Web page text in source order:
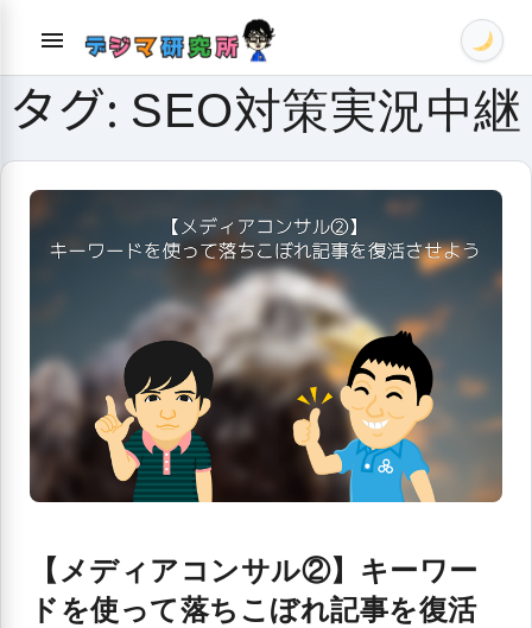
menu
タグ: SEO対策実況中継
【メディアコンサル②】キーワー
ドを使って落ちこぼれ記事を復活